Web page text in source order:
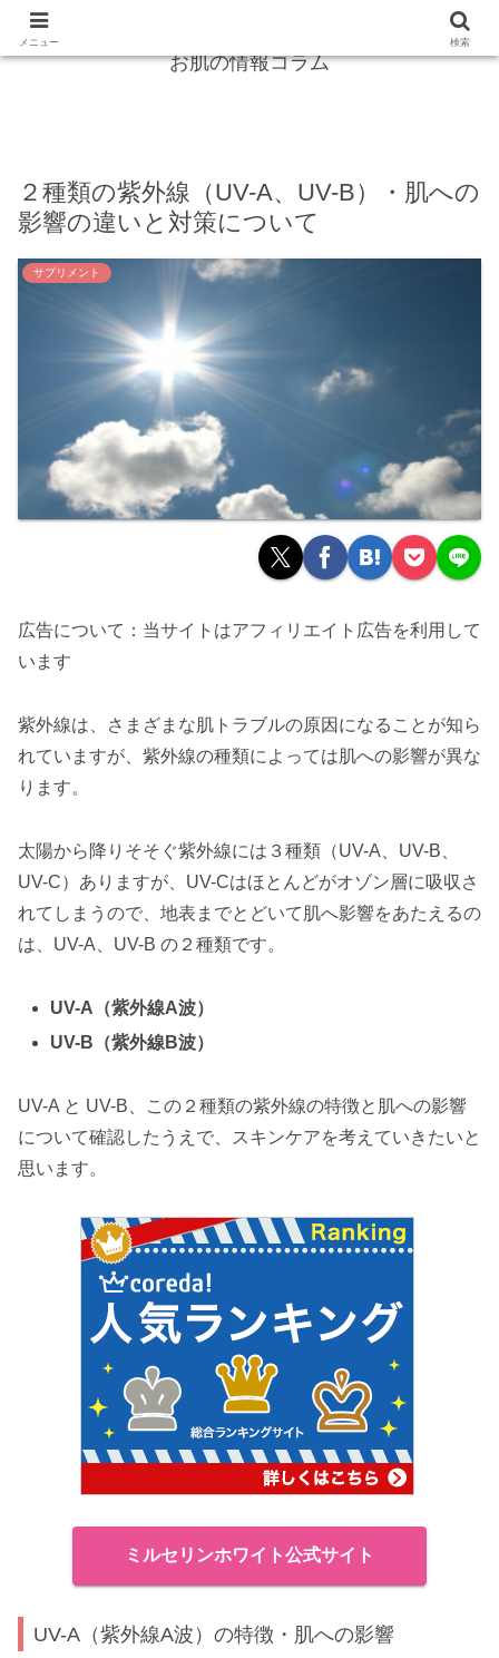
お肌の情報コラム
２種類の紫外線（UV-A、UV-B）・肌への
影響の違いと対策について
サプリメント
広告について：当サイトはアフィリエイト広告を利用して
います
紫外線は、さまざまな肌トラブルの原因になることが知ら
れていますが、紫外線の種類によっては肌への影響が異な
ります。
太陽から降りそそぐ紫外線には３種類（UV-A、UV-B、
UV-C）ありますが、UV-Cはほとんどがオゾン層に吸収さ
れてしまうので、地表までとどいて肌へ影響をあたえるの
は、UV-A、UV-B の２種類です。
UV-A（紫外線A波）
UV-B（紫外線B波）
UV-A と UV-B、この２種類の紫外線の特徴と肌への影響
について確認したうえで、スキンケアを考えていきたいと
思います。
ミルセリンホワイト公式サイト
UV-A（紫外線A波）の特徴・肌への影響
メニュー 検索